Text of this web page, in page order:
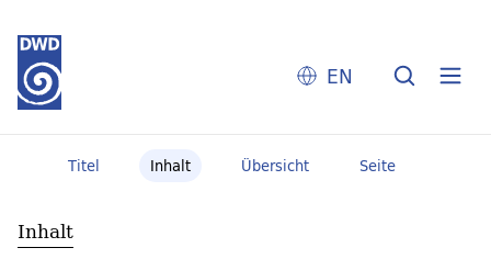
EN
Titel Inhalt Übersicht Seite
Inhalt